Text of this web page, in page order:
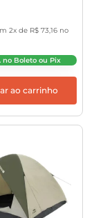
2x de R$ 73,16 no
no Boleto ou Pix
ao carrinho